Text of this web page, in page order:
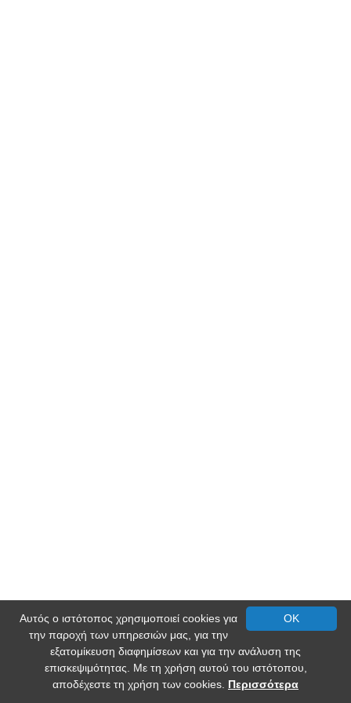
OK
Αυτός ο ιστότοπος χρησιμοποιεί cookies για
την παροχή των υπηρεσιών μας, για την
εξατομίκευση διαφημίσεων και για την ανάλυση της
επισκεψιμότητας. Με τη χρήση αυτού του ιστότοπου,
αποδέχεστε τη χρήση των cookies. Περισσότερα